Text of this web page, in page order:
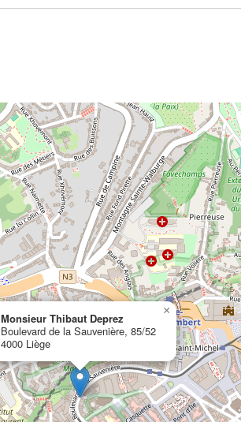
Monsieur Thibaut Deprez
Boulevard de la Sauvenière, 85/52
4000 Liège
×